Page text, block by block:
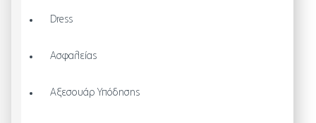
Dress
Ασφαλείας
Αξεσουάρ Υπόδησης